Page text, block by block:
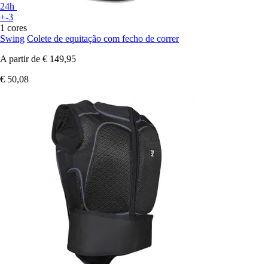
24h
+-3
1 cores
Swing Colete de equitação com fecho de correr
A partir de € 149,95
€ 50,08